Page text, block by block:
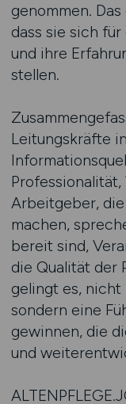
genommen.
dass sie sich
und ihre
stellen.
Leitungskräfte
Arbeitgeber,
machen,
bereit sind,
die Qualität der
gelingt es, nicht
sondern eine
gewinnen, die
und